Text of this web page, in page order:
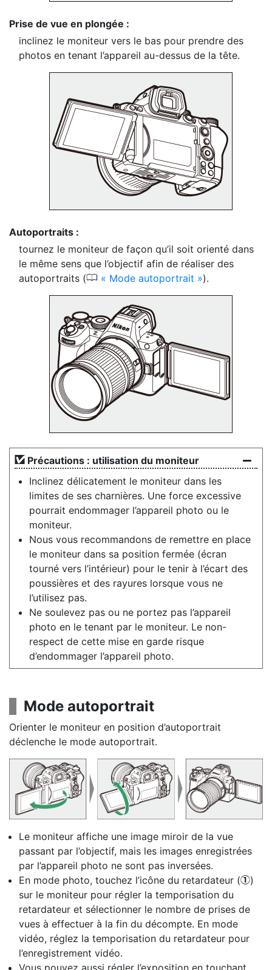
Prise de vue en plongée :
inclinez le moniteur vers le bas pour prendre des
photos en tenant l’appareil au-dessus de la tête.
Autoportraits :
tournez le moniteur de façon qu’il soit orienté dans
le même sens que l’objectif afin de réaliser des
autoportraits (0 Mode autoportrait ).
Précautions : utilisation du moniteur
Inclinez délicatement le moniteur dans les
limites de ses charnières. Une force excessive
pourrait endommager l’appareil photo ou le
moniteur.
Nous vous recommandons de remettre en place
le moniteur dans sa position fermée (écran
tourné vers l’intérieur) pour le tenir à l’écart des
poussières et des rayures lorsque vous ne
l’utilisez pas.
Ne soulevez pas ou ne portez pas l’appareil
photo en le tenant par le moniteur. Le non-
respect de cette mise en garde risque
d’endommager l’appareil photo.
Mode autoportrait
Orienter le moniteur en position d’autoportrait
déclenche le mode autoportrait.
Le moniteur affiche une image miroir de la vue
passant par l’objectif, mais les images enregistrées
par l’appareil photo ne sont pas inversées.
En mode photo, touchez l’icône du retardateur (q)
sur le moniteur pour régler la temporisation du
retardateur et sélectionner le nombre de prises de
vues à effectuer à la fin du décompte. En mode
vidéo, réglez la temporisation du retardateur pour
l’enregistrement vidéo.
Vous pouvez aussi régler l’exposition en touchant